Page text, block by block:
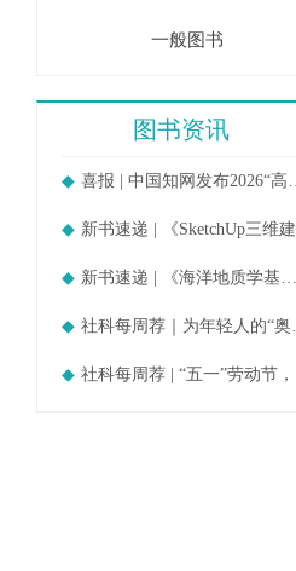
一般图书
图书资讯
喜报 | 中国知网发布2026“高被引
新书速递 | 《SketchUp三维建模教
新书速递 | 《海洋地质学基础》
社科每周荐｜为年轻人的“奥德赛时期
社科每周荐 | “五一”劳动节，守护